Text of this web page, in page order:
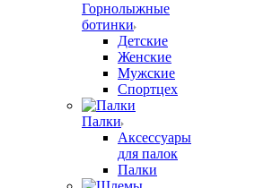
Горнолыжные
ботинки
Детские
Женские
Мужские
Спортцех
Палки
Аксессуары
для палок
Палки